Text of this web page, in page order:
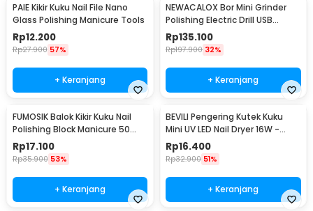
PAIE Kikir Kuku Nail File Nano
Glass Polishing Manicure Tools
Rp12.200
Rp27.900 57%
+ Keranjang
NEWACALOX Bor Mini Grinder
Polishing Electric Drill USB
Rechargeable - 201
Rp135.100
Rp197.900 32%
+ Keranjang
FUMOSIK Balok Kikir Kuku Nail
Polishing Block Manicure 50
PCS - GCA-076
Rp17.100
Rp35.900 53%
+ Keranjang
BEVILI Pengering Kutek Kuku
Mini UV LED Nail Dryer 16W -
XZMUV-1
Rp16.400
Rp32.900 51%
+ Keranjang